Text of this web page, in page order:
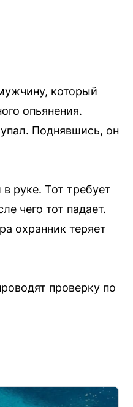
который
опьянения.
Поднявшись, он
руке. Тот требует
чего тот падает.
охранник теряет
проверку по